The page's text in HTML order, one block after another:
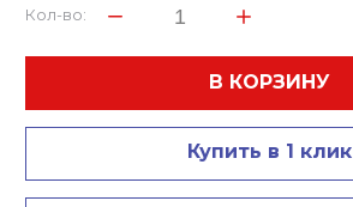
Кол-во:
В КОРЗИНУ
Купить в 1 клик